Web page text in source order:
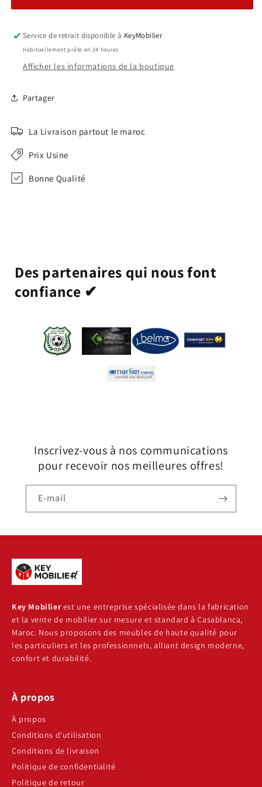
B0189
B0189
Service de retrait disponible à KeyMobilier
Habituellement prête en 24 heures
Afficher les informations de la boutique
Partager
La Livraison partout le maroc
Prix Usine
Bonne Qualité
Des partenaires qui nous font
confiance ✔
Inscrivez-vous à nos communications
pour recevoir nos meilleures offres!
E-mail
Key Mobilierest une entreprise spécialisée dans la fabrication
et la vente de mobilier sur mesure et standard à Casablanca,
Maroc. Nous proposons des meubles de haute qualité pour
les particuliers et les professionnels, alliant design moderne,
confort et durabilité.
À propos
À propos
Conditions d'utilisation
Conditions de livraison
Politique de confidentialité
Politique de retour